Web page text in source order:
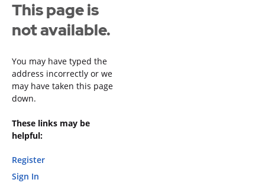
This page is
not available.
You may have typed the
address incorrectly or we
may have taken this page
down.
These links may be
helpful:
Register
Sign In